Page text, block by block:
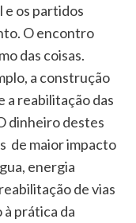
e os partidos
O encontro
das coisas.
a construção
a reabilitação das
dinheiro destes
de maior impacto
energia
de vias
prática da